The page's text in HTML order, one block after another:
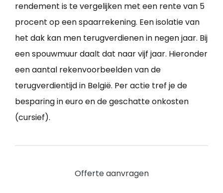
rendement is te vergelijken met een rente van 5
procent op een spaarrekening. Een isolatie van
het dak kan men terugverdienen in negen jaar. Bij
een spouwmuur daalt dat naar vijf jaar. Hieronder
een aantal rekenvoorbeelden van de
terugverdientijd in België. Per actie tref je de
besparing in euro en de geschatte onkosten
(cursief).
Offerte aanvragen